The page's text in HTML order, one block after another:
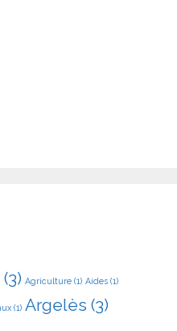
(3) Agriculture (1) Aides (1)
(1) Argelès (3)